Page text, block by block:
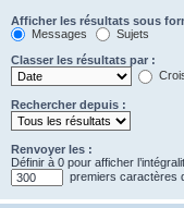
Afficher les résultats sous
Messages
Sujets
Classer les résultats par :
Rechercher depuis :
Renvoyer les :
Définir à 0 pour afficher
premiers caractères